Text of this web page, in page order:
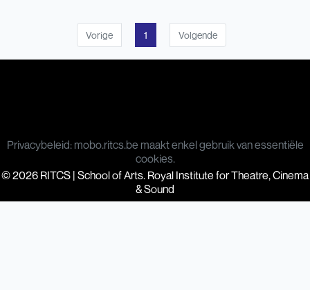
Vorige 1 Volgende
Privacybeleid: mobo.ritcs.be maakt enkel gebruik van essentiële
cookies.
© 2026 RITCS | School of Arts. Royal Institute for Theatre, Cinema
& Sound